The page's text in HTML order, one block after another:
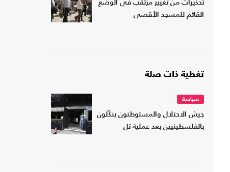
تحذيرات من تغيير مرتقب في الوضع
القائم للمسجد الأقصى
تغطية ذات صلة
سياسة
جيش الاحتلال والمستوطنون ينكّلون
بالفلسطينيين بعد عملية تل